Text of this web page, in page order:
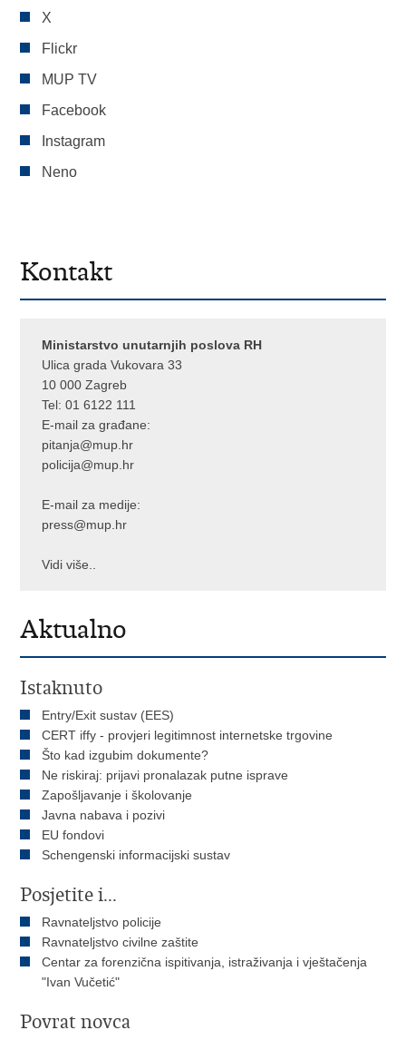
X
Flickr
MUP TV
Facebook
Instagram
Neno
Kontakt
Ministarstvo unutarnjih poslova RH
Ulica grada Vukovara 33
10 000 Zagreb
Tel:01 6122 111
E-mail za građane:
pitanja@mup.hr
policija@mup.hr
E-mail za medije:
press@mup.hr
Vidi više..
Aktualno
Istaknuto
Entry/Exit sustav (EES)
CERT iffy - provjeri legitimnost internetske trgovine
Što kad izgubim dokumente?
Ne riskiraj: prijavi pronalazak putne isprave
Zapošljavanje i školovanje
Javna nabava i pozivi
EU fondovi
Schengenski informacijski sustav
Posjetite i...
Ravnateljstvo policije
Ravnateljstvo civilne zaštite
Centar za forenzična ispitivanja, istraživanja i vještačenja
"Ivan Vučetić"
Povrat novca